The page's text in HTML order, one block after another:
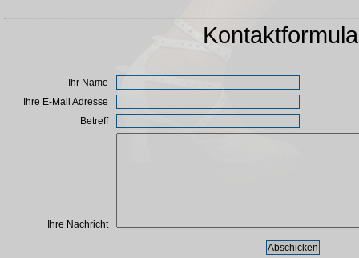
Ihr Name
Ihre E-Mail Adresse
Betreff
Ihre Nachricht